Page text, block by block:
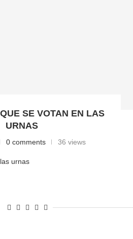
SE VOTAN EN LAS
URNAS
0 comments 36 views
urnas